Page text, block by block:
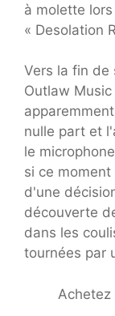
à molette
« Desolation
Vers la fin de
Outlaw Music
nulle part et
le
si ce
d'une
découverte
dans les
tournées par
Achetez